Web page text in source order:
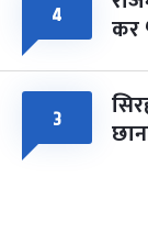
४ कर
३